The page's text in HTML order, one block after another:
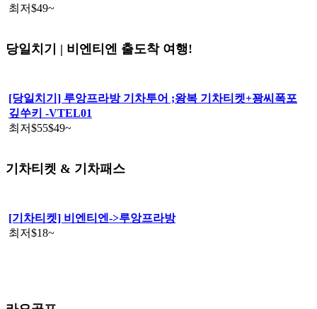
최저$49~
당일치기 | 비엔티엔 출도착 여행!
[당일치기] 루앙프라방 기차투어 ;왕복 기차티켓+꽝씨폭포
깊쑤키 -VTEL01
최저$55$49~
기차티켓 & 기차패스
[기차티켓] 비엔티엔->루앙프라방
최저$18~